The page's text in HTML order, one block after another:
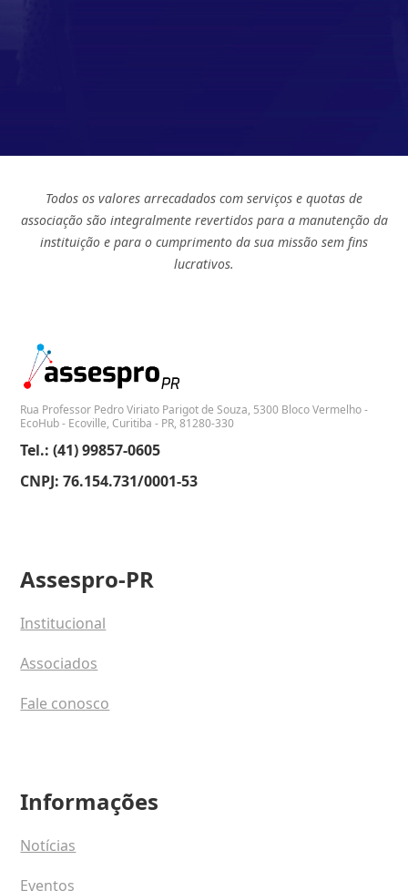
Todos os valores arrecadados com serviços e quotas de
associação são integralmente revertidos para a manutenção da
instituição e para o cumprimento da sua missão sem fins
lucrativos.
Rua Professor Pedro Viriato Parigot de Souza, 5300 Bloco Vermelho -
EcoHub - Ecoville, Curitiba - PR, 81280-330
Tel.: (41) 99857-0605
CNPJ: 76.154.731/0001-53
Assespro-PR
Institucional
Associados
Fale conosco
Informações
Notícias
Eventos